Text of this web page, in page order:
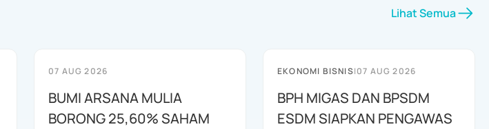
Lihat Semua
07 AUG 2026
BUMI ARSANA MULIA
BORONG 25,60% SAHAM
EKONOMI BISNIS|07 AUG 2026
BPH MIGAS DAN BPSDM
ESDM SIAPKAN PENGAWAS